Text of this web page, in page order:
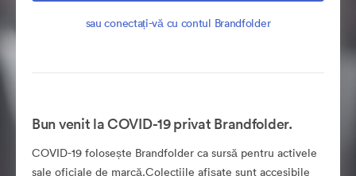
sau conectați-vă cu contul Brandfolder
Bun venit la COVID-19 privat Brandfolder.
COVID-19 folosește Brandfolder ca sursă pentru activele
sale oficiale de marcă.Colecțiile afișate sunt accesibile